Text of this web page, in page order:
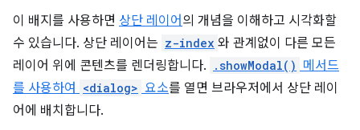
이 배지를 사용하면 상단 레이어 의 개념을 이해하고 시각화할
수 있습니다. 상단 레이어는 z-index 와 관계없이 다른 모든
레이어 위에 콘텐츠를 렌더링합니다.
.showModal() 메서드
를 사용하여
<dialog> 요소를 열면 브라우저에서 상단 레이
어에 배치합니다.